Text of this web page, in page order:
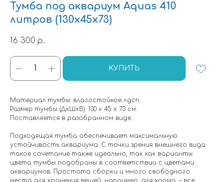
Тумба под аквариум Aquas 410
литров (130х45х73)
16 300 р.
КУПИТЬ
Материал тумбы: влагостойкое лдсп.
Размер тумбы (ДхШхВ): 130 х 45 х 73 см.
Поставляется в разобранном виде.
Подходящая тумба обеспечивает максимальную
устойчивость аквариума. С точки зрения внешнего вида
такое сочетание также идеально, так как варианты
цвета тумбы подобраны в соответствии с цветами
аквариумов. Простота сборки и много свободного
места для хранения вещей, например, для корма, – все